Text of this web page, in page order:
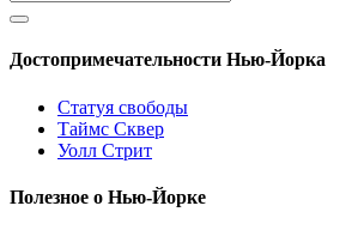
Достопримечательности Нью-Йорка
Статуя свободы
Таймс Сквер
Уолл Стрит
Полезное о Нью-Йорке